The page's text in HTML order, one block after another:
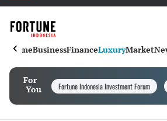
HomeBusinessFinanceLuxuryMarket
For
You
Fortune Indonesia Investment Forum